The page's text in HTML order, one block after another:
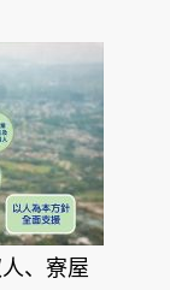
、寮屋